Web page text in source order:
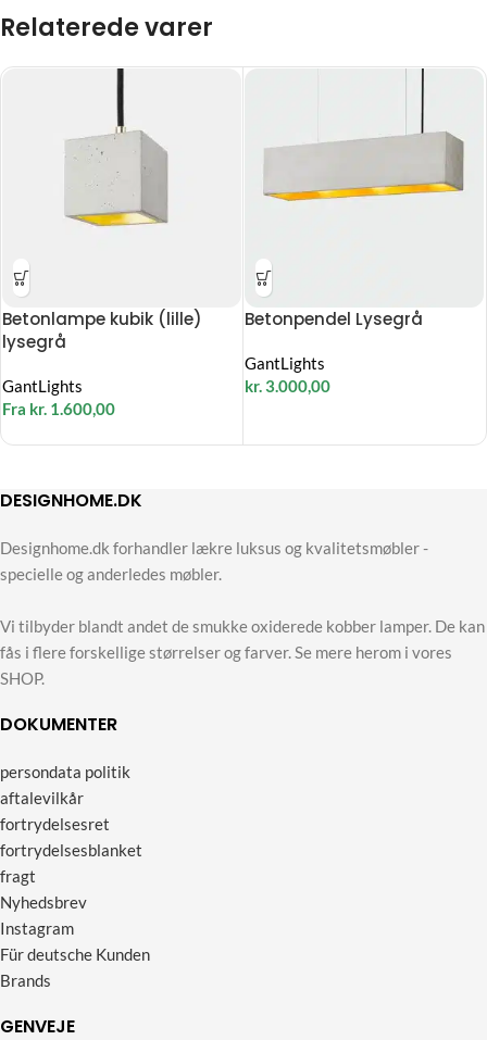
Relaterede varer
Betonlampe kubik (lille)
lysegrå
GantLights
Fra kr. 1.600,00
Betonpendel Lysegrå
GantLights
kr.3.000,00
DESIGNHOME.DK
Designhome.dk forhandler lækre luksus og kvalitetsmøbler -
specielle og anderledes møbler.
Vi tilbyder blandt andet de smukke oxiderede kobber lamper. De kan
fås i flere forskellige størrelser og farver. Se mere herom i vores
SHOP.
DOKUMENTER
persondata politik
aftalevilkår
fortrydelsesret
fortrydelsesblanket
fragt
Nyhedsbrev
Instagram
Für deutsche Kunden
Brands
GENVEJE